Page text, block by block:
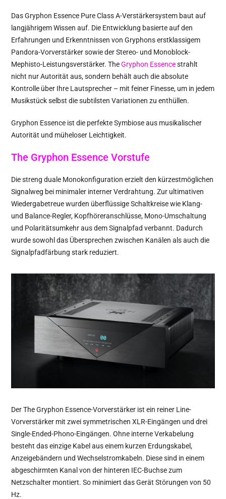
Das Gryphon Essence Pure Class A-Verstärkersystem baut auf
langjährigem Wissen auf. Die Entwicklung basierte auf den
Erfahrungen und Erkenntnissen von Gryphons erstklassigem
Pandora-Vorverstärker sowie der Stereo- und Monoblock-
Mephisto-Leistungsverstärker. TheGryphon Essencestrahlt
nicht nur Autorität aus, sondern behält auch die absolute
Kontrolle über Ihre Lautsprecher – mit feiner Finesse, um in jedem
Musikstück selbst die subtilsten Variationen zu enthüllen.
Gryphon Essence ist die perfekte Symbiose aus musikalischer
Autorität und müheloser Leichtigkeit.
The Gryphon Essence Vorstufe
Die streng duale Monokonfiguration erzielt den kürzestmöglichen
Signalweg bei minimaler interner Verdrahtung. Zur ultimativen
Wiedergabetreue wurden überflüssige Schaltkreise wie Klang-
und Balance-Regler, Kopfhöreranschlüsse, Mono-Umschaltung
und Polaritätsumkehr aus dem Signalpfad verbannt. Dadurch
wurde sowohl das Übersprechen zwischen Kanälen als auch die
Signalpfadfärbung stark reduziert.
Der The Gryphon Essence-Vorverstärker ist ein reiner Line-
Vorverstärker mit zwei symmetrischen XLR-Eingängen und drei
Single-Ended-Phono-Eingängen. Ohne interne Verkabelung
besteht das einzige Kabel aus einem kurzen Erdungskabel,
Anzeigebändern und Wechselstromkabeln. Diese sind in einem
abgeschirmten Kanal von der hinteren IEC-Buchse zum
Netzschalter montiert. So minimiert das Gerät Störungen von 50
Hz.